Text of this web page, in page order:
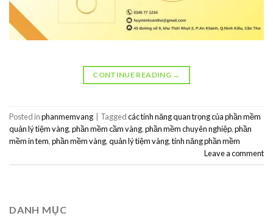
CONTINUE READING →
Posted inphanmemvang Taggedcác tính năng quan trọng của phần mềm
quản lý tiệm vàng,phần mềm cầm vàng,phần mềm chuyên nghiệp,phần
mềm in tem,phần mềm vàng,quản lý tiệm vàng,tính năng phần mềm
Leave a comment
DANH MỤC